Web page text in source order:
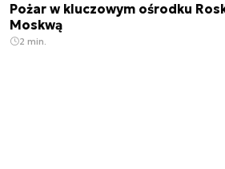
Pożar w kluczowym ośrodku
Moskwą
2 min.